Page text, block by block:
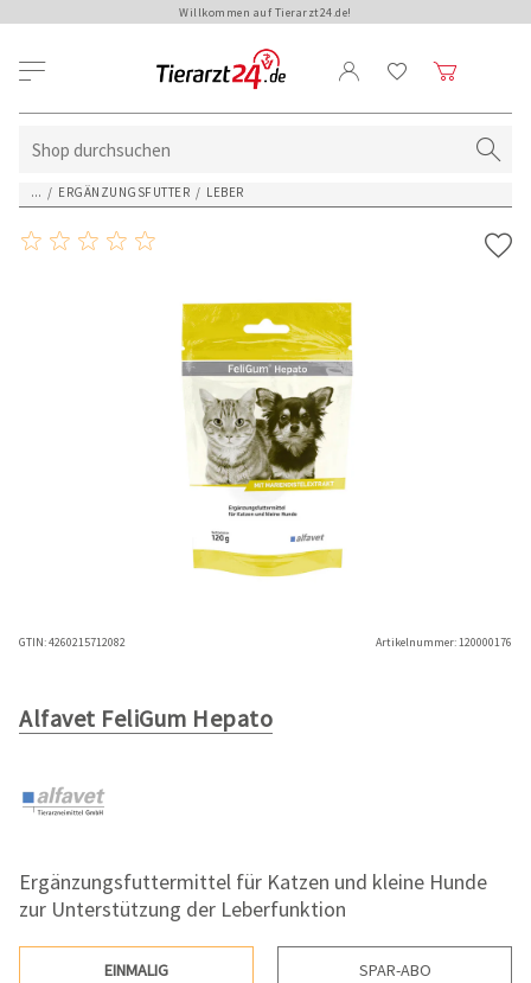
Willkommen auf Tierarzt24.de!
... / ERGÄNZUNGSFUTTER / LEBER
GTIN:4260215712082 Artikelnummer:120000176
Alfavet FeliGum Hepato
Ergänzungsfuttermittel für Katzen und kleine Hunde
zur Unterstützung der Leberfunktion
EINMALIG SPAR-ABO